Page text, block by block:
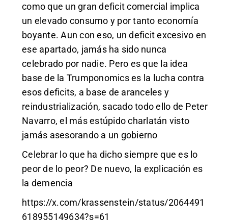
como que un gran deficit comercial implica
un elevado consumo y por tanto economía
boyante. Aun con eso, un deficit excesivo en
ese apartado, jamás ha sido nunca
celebrado por nadie. Pero es que la idea
base de la Trumponomics es la lucha contra
esos deficits, a base de aranceles y
reindustrialización, sacado todo ello de Peter
Navarro, el más estúpido charlatán visto
jamás asesorando a un gobierno
Celebrar lo que ha dicho siempre que es lo
peor de lo peor? De nuevo, la explicación es
la demencia
https://x.com/krassenstein/status/2064491
618955149634?s=61